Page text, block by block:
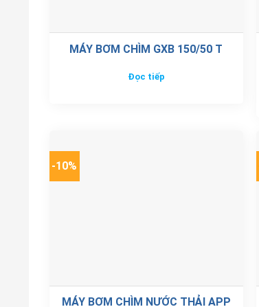
MÁY BƠM CHÌM GXB 150/50 T
Đọc tiếp
-10%
MÁY BƠM CHÌM NƯỚC THẢI APP